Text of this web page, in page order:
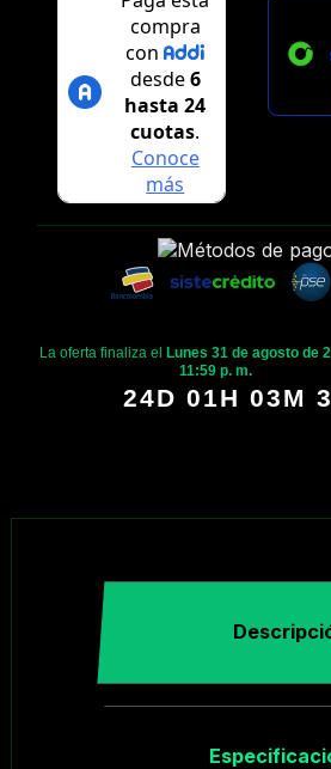
La oferta finaliza el
Lunes 31 de agosto de
11:59 p. m.
24D 01H 03M